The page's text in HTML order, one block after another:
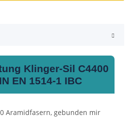
Klinger-Sil C4400
EN 1514-1 IBC